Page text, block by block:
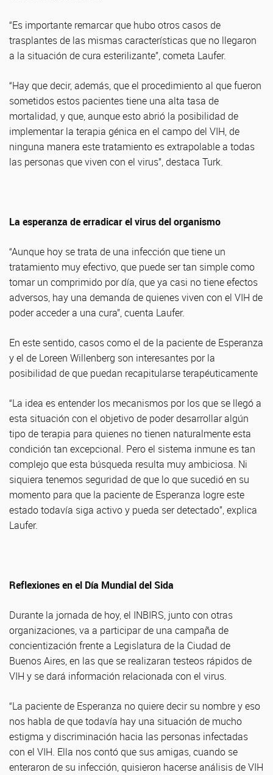
“Es importante remarcar que hubo otros casos de
trasplantes de las mismas características que no llegaron
a la situación de cura esterilizante”, cometa Laufer.
“Hay que decir, además, que el procedimiento al que fueron
sometidos estos pacientes tiene una alta tasa de
mortalidad, y que, aunque esto abrió la posibilidad de
implementar la terapia génica en el campo del VIH, de
ninguna manera este tratamiento es extrapolable a todas
las personas que viven con el virus”, destaca Turk.
La esperanza de erradicar el virus del organismo
“Aunque hoy se trata de una infección que tiene un
tratamiento muy efectivo, que puede ser tan simple como
tomar un comprimido por día, que ya casi no tiene efectos
adversos, hay una demanda de quienes viven con el VIH de
poder acceder a una cura”, cuenta Laufer.
En este sentido, casos como el de la paciente de Esperanza
y el de Loreen Willenberg son interesantes por la
posibilidad de que puedan recapitularse terapéuticamente
“La idea es entender los mecanismos por los que se llegó a
esta situación con el objetivo de poder desarrollar algún
tipo de terapia para quienes no tienen naturalmente esta
condición tan excepcional. Pero el sistema inmune es tan
complejo que esta búsqueda resulta muy ambiciosa. Ni
siquiera tenemos seguridad de que lo que sucedió en su
momento para que la paciente de Esperanza logre este
estado todavía siga activo y pueda ser detectado”, explica
Laufer.
Reflexiones en el Día Mundial del Sida
Durante la jornada de hoy, el INBIRS, junto con otras
organizaciones, va a participar de una campaña de
concientización frente a Legislatura de la Ciudad de
Buenos Aires, en las que se realizaran testeos rápidos de
VIH y se dará información relacionada con el virus.
“La paciente de Esperanza no quiere decir su nombre y eso
nos habla de que todavía hay una situación de mucho
estigma y discriminación hacia las personas infectadas
con el VIH. Ella nos contó que sus amigas, cuando se
enteraron de su infección, quisieron hacerse análisis de VIH